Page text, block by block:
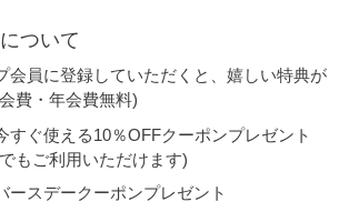
ついて
会員に登録していただくと、嬉しい特典が
費・年会費無料)
すぐ使える10％OFFクーポンプレゼント
もご利用いただけます)
ースデークーポンプレゼント